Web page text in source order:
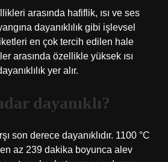
arasında hafiflik, ısı ve ses
dayanıklılık gibi işlevsel
en çok tercih edilen hale
arasında özellikle yüksek ısı
yer alır.
dayanıklı?
son derece dayanıklıdır. 1100 °C
en az 239 dakika boyunca alev